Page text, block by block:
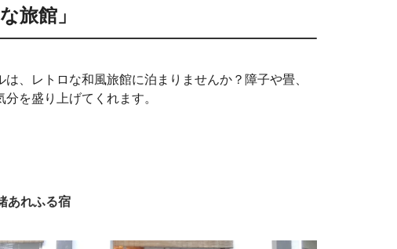
旅館」
、レトロな和風旅館に泊まりませんか？障子や畳、
を盛り上げてくれます。
あれふる宿